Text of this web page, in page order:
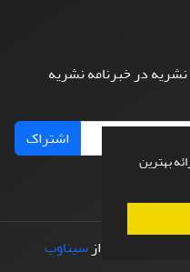
بهترین
نشریه در خبرنامه نشریه
اشتراک
و پیاده سازی از سیناوب